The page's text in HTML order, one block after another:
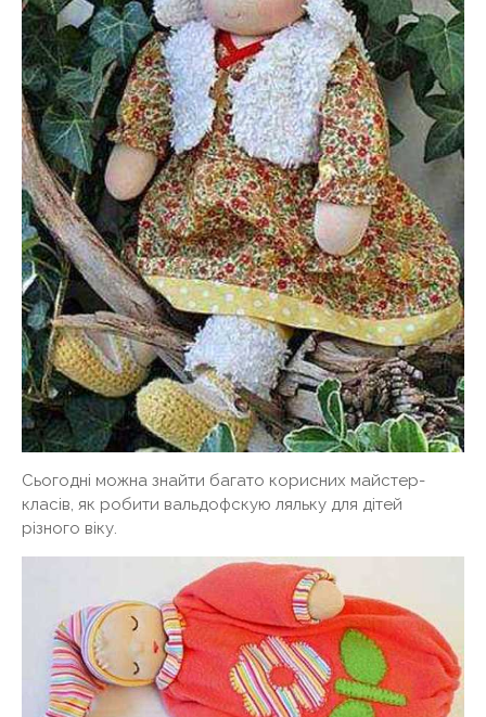
Сьогодні можна знайти багато корисних майстер-
класів, як робити вальдофскую ляльку для дітей
різного віку.